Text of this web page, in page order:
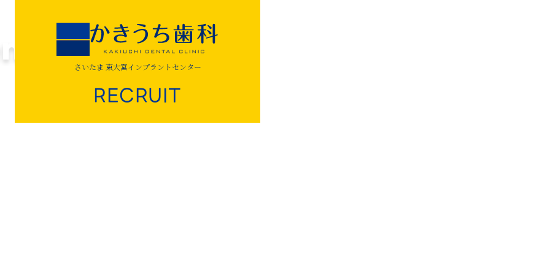
さいたま 東大宮インプラントセンター
RECRUIT